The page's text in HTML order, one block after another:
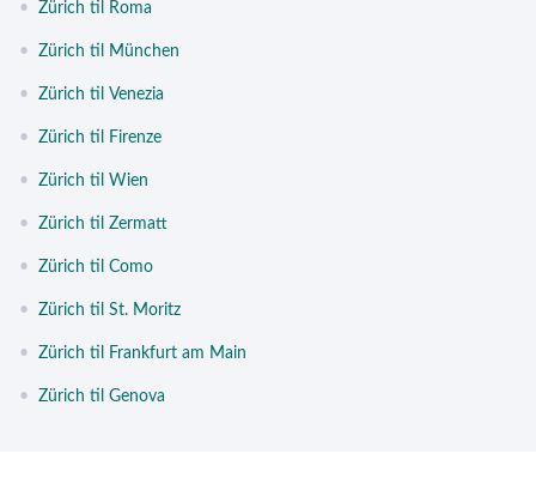
• Zürich til Roma
• Zürich til München
• Zürich til Venezia
• Zürich til Firenze
• Zürich til Wien
• Zürich til Zermatt
• Zürich til Como
• Zürich til St. Moritz
• Zürich til Frankfurt am Main
• Zürich til Genova